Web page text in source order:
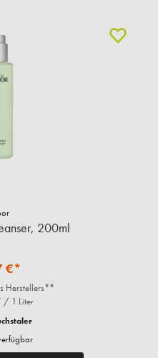
200ml
€*
Herstellers**
/ 1 Liter